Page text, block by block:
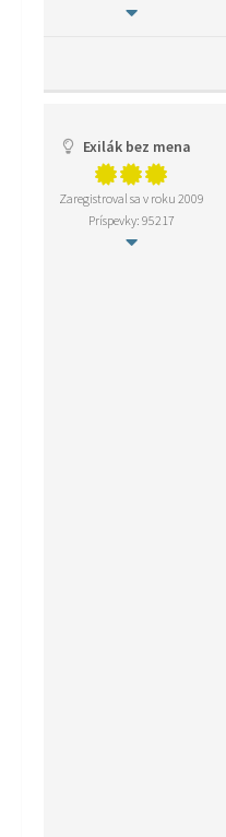
Exilák bez mena
Zaregistroval sa v roku 2009
Príspevky: 95217